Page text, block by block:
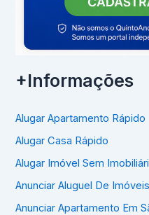
+Informações
Alugar Apartamento Rápido
Alugar Casa Rápido
Alugar Imóvel Sem
Anunciar Aluguel De
Anunciar Apartamento Em